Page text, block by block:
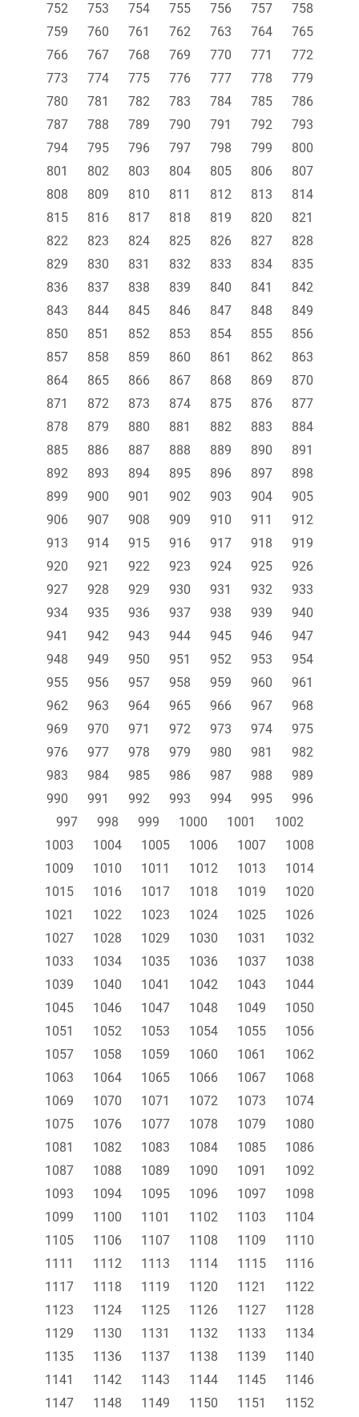
752
753 754 755 756 757
758
759
760 761 762 763 764
765
766
767 768 769 770 771
772
773
774 775 776 777 778
779
780
781 782 783 784 785
786
787
788 789 790 791 792
793
794
795 796 797 798 799
800
801
802 803 804 805 806
807
808
809 810 811 812 813
814
815
816 817 818 819 820
821
822
823 824 825 826 827
828
829
830 831 832 833 834
835
836
837 838 839 840 841
842
843
844 845 846 847 848
849
850
851 852 853 854 855
856
857
858 859 860 861 862
863
864
865 866 867 868 869
870
871
872 873 874 875 876
877
878
879 880 881 882 883
884
885
886 887 888 889 890
891
892
893 894 895 896 897
898
899
900 901 902 903 904
905
906
907 908 909 910 911
912
913
914 915 916 917 918
919
920
921 922 923 924 925
926
927
928 929 930 931 932
933
934
935 936 937 938 939
940
941
942 943 944 945 946
947
948
949 950 951 952 953
954
955
956 957 958 959 960
961
962
963 964 965 966 967
968
969
970 971 972 973 974
975
976
977 978 979 980 981
982
983
984 985 986 987 988
989
990
991 992 993 994 995
996
997
998 999 1000 1001
1002
1003
1004 1005 1006 1007
1008
1009
1010 1011 1012 1013
1014
1015
1016 1017 1018 1019
1020
1021
1022 1023 1024 1025
1026
1027
1028 1029 1030 1031
1032
1033
1034 1035 1036 1037
1038
1039
1040 1041 1042 1043
1044
1045
1046 1047 1048 1049
1050
1051
1052 1053 1054 1055
1056
1057
1058 1059 1060 1061
1062
1063
1064 1065 1066 1067
1068
1069
1070 1071 1072 1073
1074
1075
1076 1077 1078 1079
1080
1081
1082 1083 1084 1085
1086
1087
1088 1089 1090 1091
1092
1093
1094 1095 1096 1097
1098
1099
1100 1101 1102 1103
1104
1105
1106 1107 1108 1109
1110
1111
1112 1113 1114 1115
1116
1117
1118 1119 1120 1121
1122
1123
1124 1125 1126 1127
1128
1129
1130 1131 1132 1133
1134
1135
1136 1137 1138 1139
1140
1141
1142 1143 1144 1145
1146
1147
1148 1149 1150 1151 1152